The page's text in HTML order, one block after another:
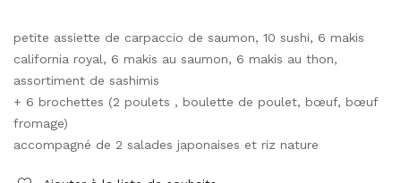
petite assiette de carpaccio de saumon, 10 sushi, 6 makis
california royal, 6 makis au saumon, 6 makis au thon,
assortiment de sashimis
+ 6 brochettes (2 poulets , boulette de poulet, bœuf, bœuf
fromage)
accompagné de 2 salades japonaises et riz nature